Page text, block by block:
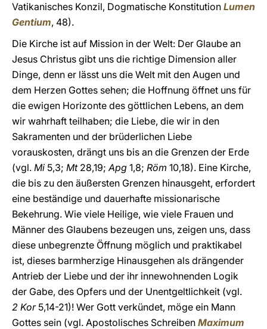
Vatikanisches Konzil, Dogmatische Konstitution Lumen
Gentium, 48).
Die Kirche ist auf Mission in der Welt: Der Glaube an
Jesus Christus gibt uns die richtige Dimension aller
Dinge, denn er lässt uns die Welt mit den Augen und
dem Herzen Gottes sehen; die Hoffnung öffnet uns für
die ewigen Horizonte des göttlichen Lebens, an dem
wir wahrhaft teilhaben; die Liebe, die wir in den
Sakramenten und der brüderlichen Liebe
vorauskosten, drängt uns bis an die Grenzen der Erde
(vgl. Mi 5,3; Mt 28,19;Apg 1,8; Röm 10,18). Eine Kirche,
die bis zu den äußersten Grenzen hinausgeht, erfordert
eine beständige und dauerhafte missionarische
Bekehrung. Wie viele Heilige, wie viele Frauen und
Männer des Glaubens bezeugen uns, zeigen uns, dass
diese unbegrenzte Öffnung möglich und praktikabel
ist, dieses barmherzige Hinausgehen als drängender
Antrieb der Liebe und der ihr innewohnenden Logik
der Gabe, des Opfers und der Unentgeltlichkeit (vgl.
2 Kor 5,14-21)! Wer Gott verkündet, möge ein Mann
Gottes sein (vgl. Apostolisches Schreiben Maximum